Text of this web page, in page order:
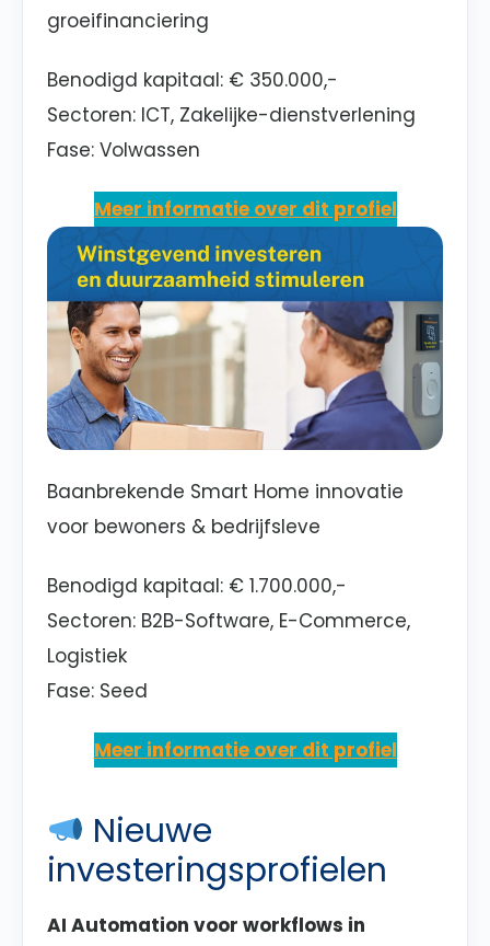
groeifinanciering
Benodigd kapitaal: € 350.000,-
Sectoren: ICT, Zakelijke-dienstverlening
Fase: Volwassen
Meer informatie over dit profiel
Baanbrekende Smart Home innovatie
voor bewoners & bedrijfsleve
Benodigd kapitaal: € 1.700.000,-
Sectoren: B2B-Software, E-Commerce,
Logistiek
Fase: Seed
Meer informatie over dit profiel
Nieuwe
investeringsprofielen
AI Automation voor workflows in